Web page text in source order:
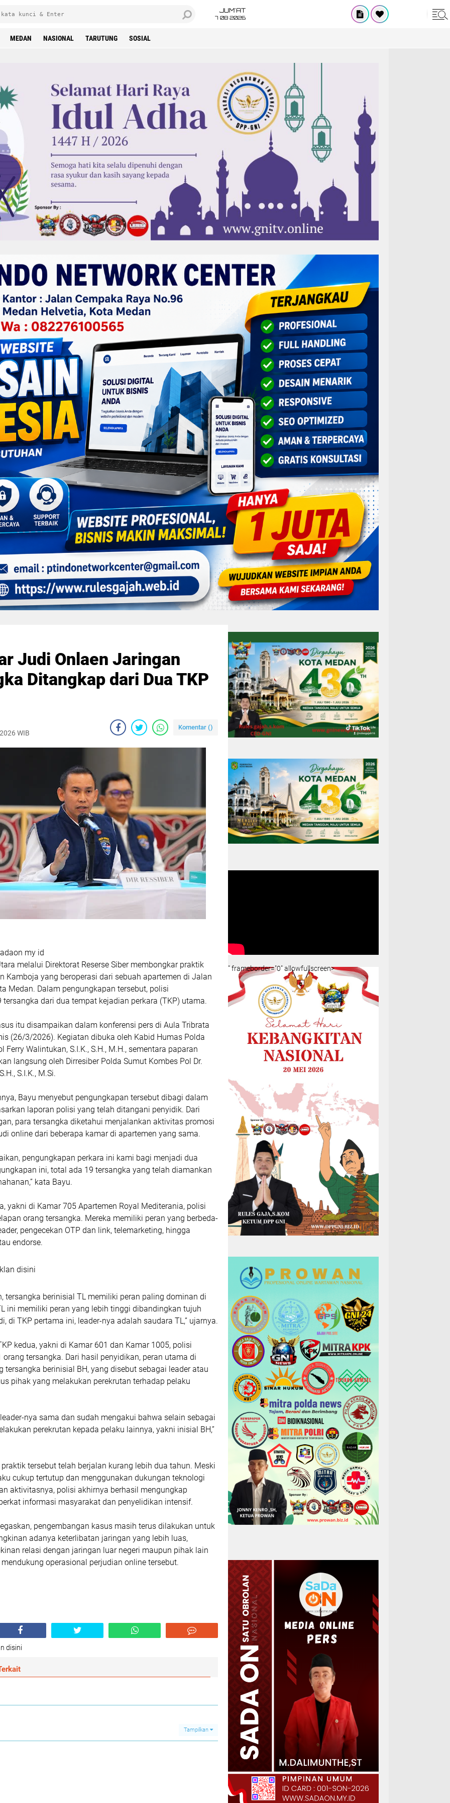
JUM'AT
7 08 2026
MEDAN NASIONAL TARUTUNG SOSIAL
Judi Onlaen Jaringan
Ditangkap dari Dua TKP
WIB
Komentar ()
my id
melalui Direktorat Reserse Siber membongkar praktik
Kamboja yang beroperasi dari sebuah apartemen di Jalan
Medan. Dalam pengungkapan tersebut, polisi
tersangka dari dua tempat kejadian perkara (TKP) utama.
itu disampaikan dalam konferensi pers di Aula Tribrata
(26/3/2026). Kegiatan dibuka oleh Kabid Humas Polda
Ferry Walintukan, S.I.K., S.H., M.H., sementara paparan
langsung oleh Dirresiber Polda Sumut Kombes Pol Dr.
S.I.K., M.Si.
Bayu menyebut pengungkapan tersebut dibagi dalam
laporan polisi yang telah ditangani penyidik. Dari
para tersangka diketahui menjalankan aktivitas promosi
online dari beberapa kamar di apartemen yang sama.
pengungkapan perkara ini kami bagi menjadi dua
ini, total ada 19 tersangka yang telah diamankan
kata Bayu.
yakni di Kamar 705 Apartemen Royal Mediterania, polisi
orang tersangka. Mereka memiliki peran yang berbeda-
pengecekan OTP dan link, telemarketing, hingga
endorse.
disini
tersangka berinisial TL memiliki peran paling dominan di
ini memiliki peran yang lebih tinggi dibandingkan tujuh
di TKP pertama ini, leader-nya adalah saudara TL,” ujarnya.
kedua, yakni di Kamar 601 dan Kamar 1005, polisi
orang tersangka. Dari hasil penyidikan, peran utama di
tersangka berinisial BH, yang disebut sebagai leader atau
pihak yang melakukan perekrutan terhadap pelaku
nya sama dan sudah mengakui bahwa selain sebagai
perekrutan kepada pelaku lainnya, yakni inisial BH,”
tersebut telah berjalan kurang lebih dua tahun. Meski
cukup tertutup dan menggunakan dukungan teknologi
aktivitasnya, polisi akhirnya berhasil mengungkap
informasi masyarakat dan penyelidikan intensif.
pengembangan kasus masih terus dilakukan untuk
adanya keterlibatan jaringan yang lebih luas,
relasi dengan jaringan luar negeri maupun pihak lain
operasional perjudian online tersebut.
disini
Tampilkan
" frameborder="0" allowfullscreen>